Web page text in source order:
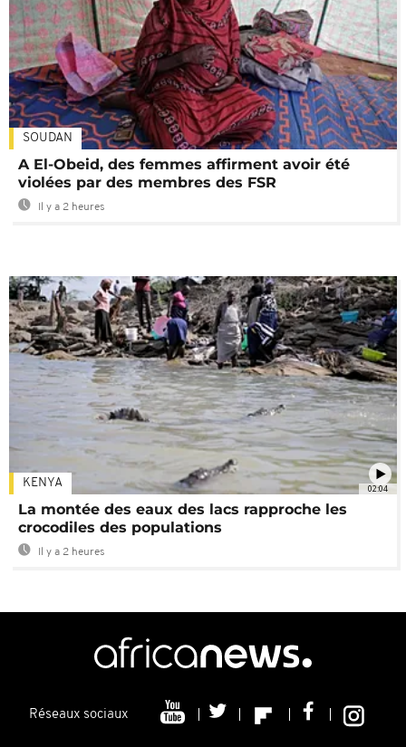
SOUDAN
A El-Obeid, des femmes affirment avoir été
violées par des membres des FSR
Il y a 2 heures
02:04
KENYA
La montée des eaux des lacs rapproche les
crocodiles des populations
Il y a 2 heures
Réseaux sociaux